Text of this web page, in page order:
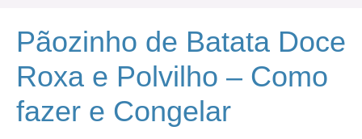
Pãozinho de Batata Doce
Roxa e Polvilho – Como
fazer e Congelar